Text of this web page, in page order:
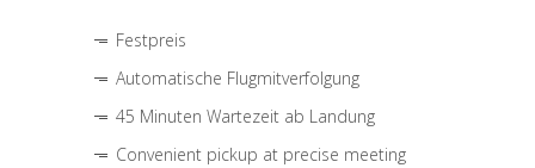
Festpreis
Automatische Flugmitverfolgung
45 Minuten Wartezeit ab Landung
Convenient pickup at precise meeting